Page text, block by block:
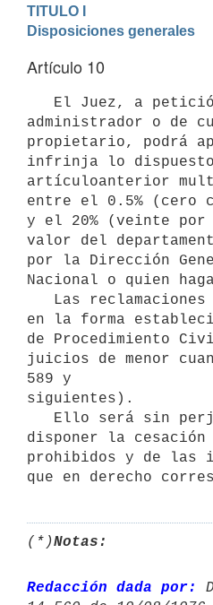
TITULO I
Disposiciones generales
Artículo 10
administrador o de
propietario, podrá
infrinja lo
artículoanterior
entre el 0.5% (cero
y el 20% (veinte
valor del
por la Dirección
Nacional o quien
en la forma
de Procedimiento
juicios de menor
589 y
siguientes).
disponer la
prohibidos y de las
que en derecho
(*)Notas:
Redacción dada por: